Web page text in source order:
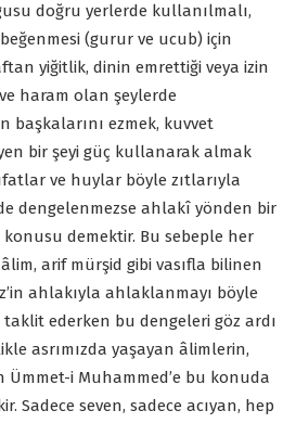
doğru yerlerde kullanılmalı,
(gurur ve ucub) için
yiğitlik, dinin emrettiği veya izin
haram olan şeylerde
başkalarını ezmek, kuvvet
bir şeyi güç kullanarak almak
ve huylar böyle zıtlarıyla
dengelenmezse ahlakî yönden bir
konusu demektir. Bu sebeple her
arif mürşid gibi vasıfla bilinen
ahlakıyla ahlaklanmayı böyle
taklit ederken bu dengeleri göz ardı
asrımızda yaşayan âlimlerin,
i Muhammed’e bu konuda
Sadece seven, sadece acıyan, hep